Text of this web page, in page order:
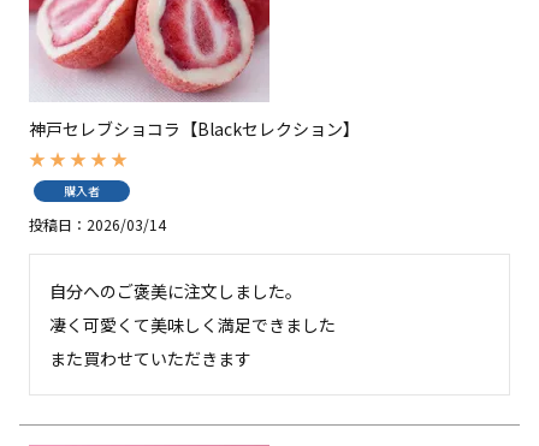
神戸セレブショコラ【Blackセレクション】
購入者
投稿日 2026/03/14
自分へのご褒美に注文しました。
凄く可愛くて美味しく満足できました
また買わせていただきます